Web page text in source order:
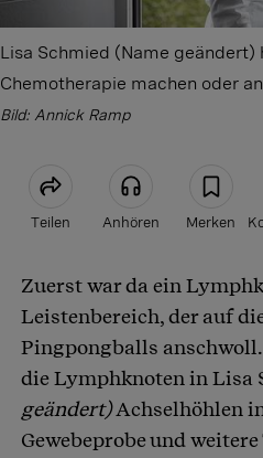
Lisa Schmied (Name geändert)
Chemotherapie machen oder
Bild: Annick Ramp
Teilen Anhören Merken
Artikel teilen
Zuerst war da ein
Leistenbereich, der auf
Pingpongballs
die Lymphknoten in Lisa
geändert)Achselhöhlen
Gewebeprobe und